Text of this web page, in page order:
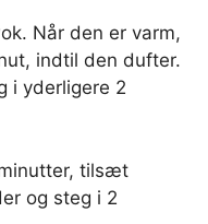
Når den er varm,
indtil den dufter.
i yderligere 2
tilsæt
og steg i 2